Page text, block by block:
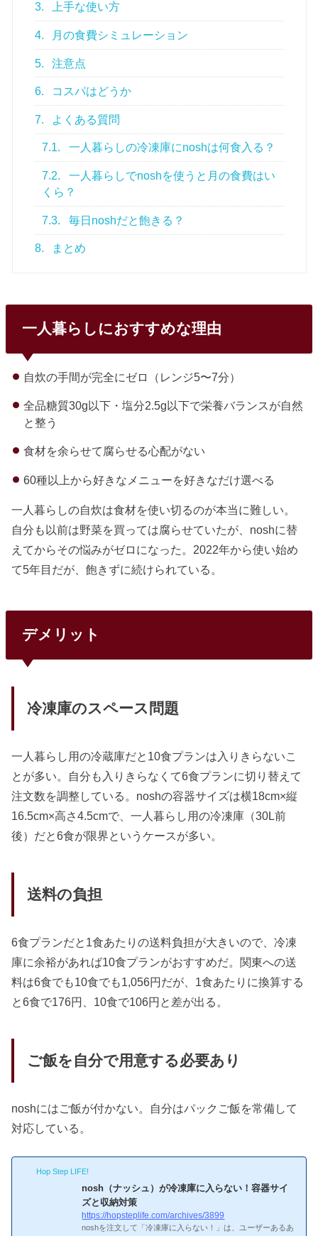
3. 上手な使い方
4. 月の食費シミュレーション
5. 注意点
6. コスパはどうか
7. よくある質問
7.1. 一人暮らしの冷凍庫にnoshは何食入る？
7.2.
一人暮らしでnoshを使うと月の食費はい
くら？
7.3. 毎日noshだと飽きる？
8. まとめ
一人暮らしにおすすめな理由
自炊の手間が完全にゼロ（レンジ5〜7分）
全品糖質30g以下・塩分2.5g以下で栄養バランスが自然
と整う
食材を余らせて腐らせる心配がない
60種以上から好きなメニューを好きなだけ選べる
一人暮らしの自炊は食材を使い切るのが本当に難しい。
自分も以前は野菜を買っては腐らせていたが、noshに替
えてからその悩みがゼロになった。2022年から使い始め
て5年目だが、飽きずに続けられている。
デメリット
冷凍庫のスペース問題
一人暮らし用の冷蔵庫だと10食プランは入りきらないこ
とが多い。自分も入りきらなくて6食プランに切り替えて
注文数を調整している。noshの容器サイズは横18cm×縦
16.5cm×高さ4.5cmで、一人暮らし用の冷凍庫（30L前
後）だと6食が限界というケースが多い。
送料の負担
6食プランだと1食あたりの送料負担が大きいので、冷凍
庫に余裕があれば10食プランがおすすめだ。関東への送
料は6食でも10食でも1,056円だが、1食あたりに換算する
と6食で176円、10食で106円と差が出る。
ご飯を自分で用意する必要あり
noshにはご飯が付かない。自分はパックご飯を常備して
対応している。
Hop Step LIFE!
nosh（ナッシュ）が冷凍庫に入らない！容器サイ
ズと収納対策
https://hopsteplife.com/archives/3899
noshを注文して「冷凍庫に入らない！」は、ユーザーあるあ